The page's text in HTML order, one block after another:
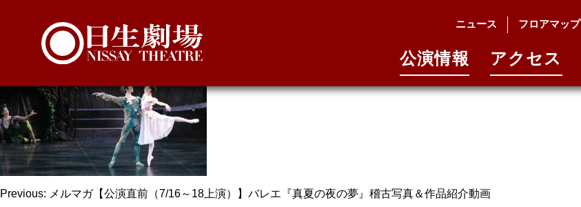
ニュース フロアマップ
公演情報 アクセス
1_ballet2022gp
投
Previous: メルマガ【公演直前（7/16～18上演）】バレエ『真夏の夜の夢』稽古写真＆作品紹介動画